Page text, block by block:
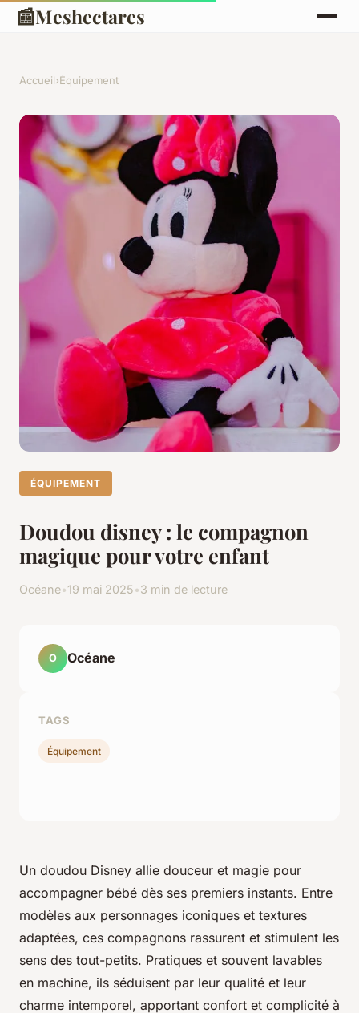
📰Meshectares
Accueil›Équipement
ÉQUIPEMENT
Doudou disney : le compagnon
magique pour votre enfant
Océane•19 mai 2025•3 min de lecture
Un doudou Disney allie douceur et magie pour
accompagner bébé dès ses premiers instants. Entre
modèles aux personnages iconiques et textures
adaptées, ces compagnons rassurent et stimulent les
sens des tout-petits. Pratiques et souvent lavables
en machine, ils séduisent par leur qualité et leur
charme intemporel, apportant confort et complicité à
O Océane
TAGS
Équipement